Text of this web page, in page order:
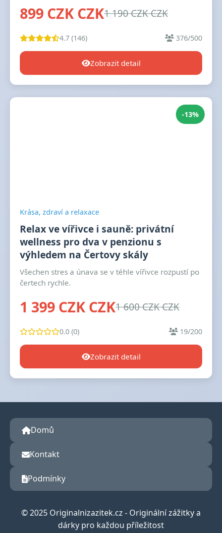
899 CZK CZK1 190 CZK CZK
4.7 (146) 376/500
Zobrazit detail
-13%
Krása, zdraví a relaxace
Relax ve vířivce i sauně: privátní
wellness pro dva v penzionu s
výhledem na Čertovy skály
Všechen stres a únava se v téhle vířivce rozpustí po
čertech rychle.
1 399 CZK CZK1 600 CZK CZK
0.0 (0) 19/200
Zobrazit detail
Domů
Kontakt
Podmínky
© 2025 Originalnizazitek.cz - Originální zážitky a
dárky pro každou příležitost